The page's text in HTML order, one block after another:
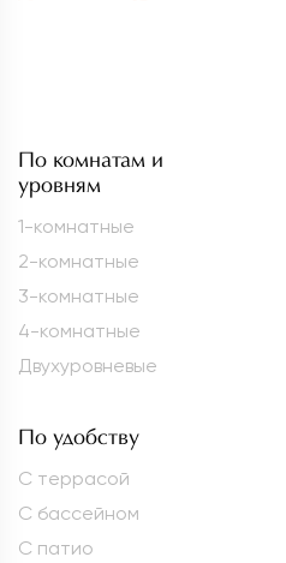
По комнатам и
уровням
1-комнатные
2-комнатные
3-комнатные
4-комнатные
Двухуровневые
По удобству
С террасой
С бассейном
С патио